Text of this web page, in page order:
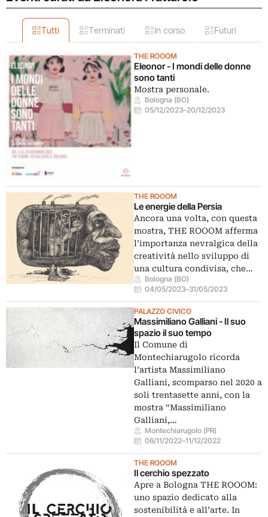
Tutti Terminati In corso Futuri
THE ROOOM
Eleonor - I mondi delle donne
sono tanti
Mostra personale.
Bologna (BO)
05/12/2023–20/12/2023
THE ROOOM
Le energie della Persia
Ancora una volta, con questa
mostra, THE ROOOM afferma
l’importanza nevralgica della
creatività nello sviluppo di
una cultura condivisa, che…
Bologna (BO)
04/05/2023–31/05/2023
PALAZZO CIVICO
Massimiliano Galliani - Il suo
spazio il suo tempo
Il Comune di
Montechiarugolo ricorda
l’artista Massimiliano
Galliani, scomparso nel 2020 a
soli trentasette anni, con la
mostra “Massimiliano
Galliani,…
Montechiarugolo (PR)
06/11/2022–11/12/2022
THE ROOOM
Il cerchio spezzato
Apre a Bologna THE ROOOM:
uno spazio dedicato alla
sostenibilità e all’arte. In